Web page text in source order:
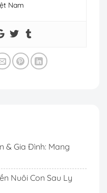
Nam
& Gia Đình: Mang
Nuôi Con Sau Ly